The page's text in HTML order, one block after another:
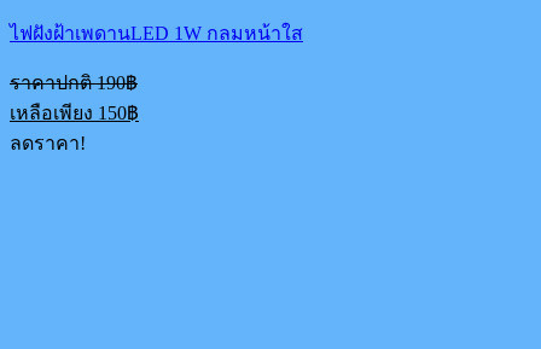
ไฟฝังฝ้าเพดานLED 1W กลมหน้าใส
ราคาปกติ190฿
was:
เหลือเพียง 150฿
price
ลดราคา!